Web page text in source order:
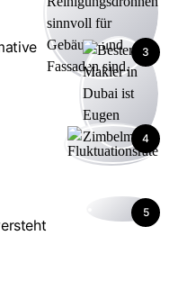
3
4
5